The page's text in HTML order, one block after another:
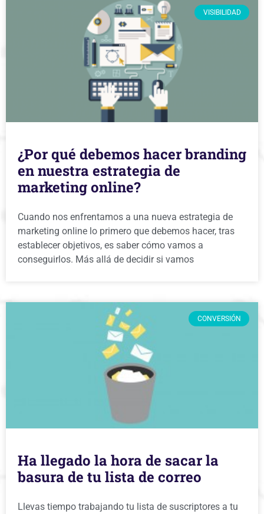
VISIBILIDAD
¿Por qué debemos hacer branding
en nuestra estrategia de
marketing online?
Cuando nos enfrentamos a una nueva estrategia de
marketing online lo primero que debemos hacer, tras
establecer objetivos, es saber cómo vamos a
conseguirlos. Más allá de decidir si vamos
CONVERSIÓN
Ha llegado la hora de sacar la
basura de tu lista de correo
Llevas tiempo trabajando tu lista de suscriptores a tu